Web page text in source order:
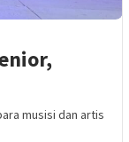
musisi dan artis